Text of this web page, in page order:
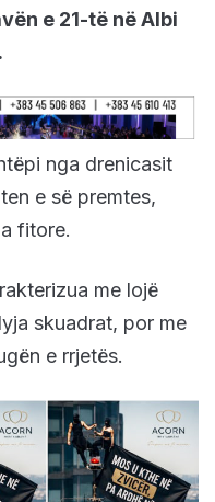
e 21-të në Albi
nga drenicasit
e së premtes,
fitore.
me lojë
skuadrat, por me
e rrjetës.